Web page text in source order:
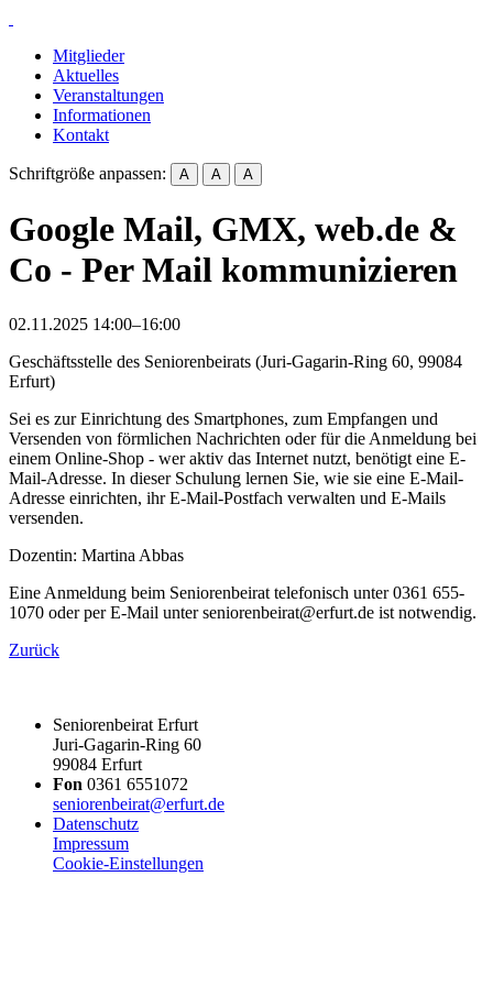
Mitglieder
Aktuelles
Veranstaltungen
Informationen
Kontakt
Schriftgröße anpassen: A A A
Google Mail, GMX, web.de &
Co - Per Mail kommunizieren
02.11.2025 14:00–16:00
Geschäftsstelle des Seniorenbeirats (Juri-Gagarin-Ring 60, 99084
Erfurt)
Sei es zur Einrichtung des Smartphones, zum Empfangen und
Versenden von förmlichen Nachrichten oder für die Anmeldung bei
einem Online-Shop - wer aktiv das Internet nutzt, benötigt eine E-
Mail-Adresse. In dieser Schulung lernen Sie, wie sie eine E-Mail-
Adresse einrichten, ihr E-Mail-Postfach verwalten und E-Mails
versenden.
Dozentin: Martina Abbas
Eine Anmeldung beim Seniorenbeirat telefonisch unter 0361 655-
1070 oder per E-Mail unter seniorenbeirat@erfurt.de ist notwendig.
Zurück
Seniorenbeirat Erfurt
Juri-Gagarin-Ring 60
99084 Erfurt
Fon 0361 6551072
seniorenbeirat@erfurt.de
Datenschutz
Impressum
Cookie-Einstellungen